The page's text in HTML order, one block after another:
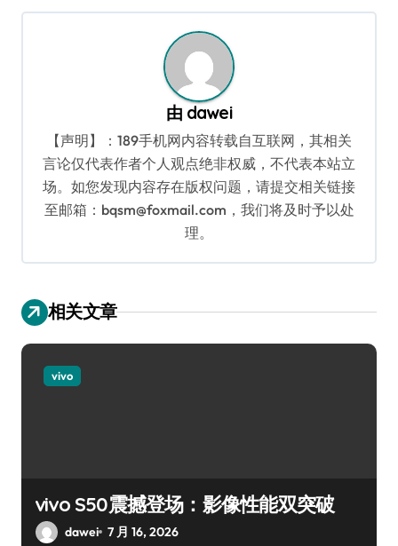
航
由 dawei
【声明】：189手机网内容转载自互联网，其相关
言论仅代表作者个人观点绝非权威，不代表本站立
场。如您发现内容存在版权问题，请提交相关链接
至邮箱：bqsm@foxmail.com，我们将及时予以处
理。
相关文章
vivo
vivo S50震撼登场：影像性能双突破
dawei 7 月 16, 2026